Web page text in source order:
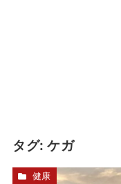
タグ:ケガ
健康